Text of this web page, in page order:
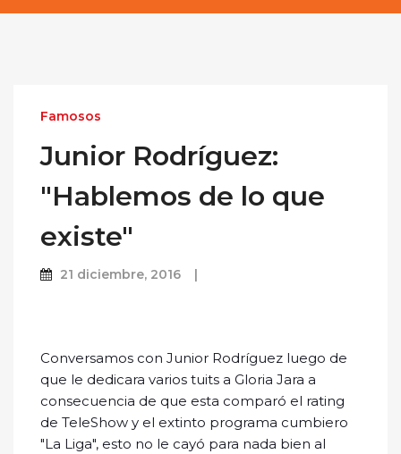
Famosos
Junior Rodríguez:
"Hablemos de lo que
existe"
21 diciembre, 2016
Conversamos con Junior Rodríguez luego de
que le dedicara varios tuits a Gloria Jara a
consecuencia de que esta comparó el rating
de TeleShow y el extinto programa cumbiero
"La Liga", esto no le cayó para nada bien al